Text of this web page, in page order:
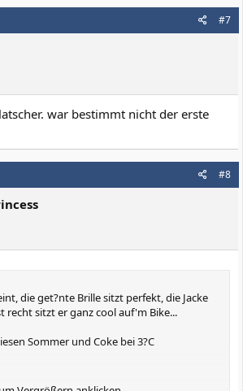
#7
war bestimmt nicht der erste
#8
die get?nte Brille sitzt perfekt, die Jacke
recht sitzt er ganz cool auf'm Bike...
Sommer und Coke bei 3?C